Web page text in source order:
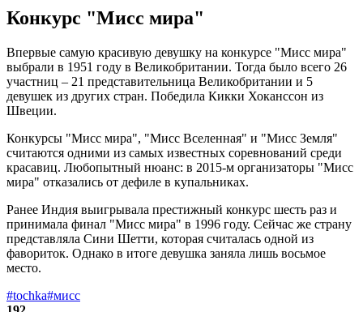
Конкурс "Мисс мира"
Впервые самую красивую девушку на конкурсе "Мисс мира"
выбрали в 1951 году в Великобритании. Тогда было всего 26
участниц – 21 представительница Великобритании и 5
девушек из других стран. Победила Кикки Хоканссон из
Швеции.
Конкурсы "Мисс мира", "Мисс Вселенная" и "Мисс Земля"
считаются одними из самых известных соревнований среди
красавиц. Любопытный нюанс: в 2015-м организаторы "Мисс
мира" отказались от дефиле в купальниках.
Ранее Индия выигрывала престижный конкурс шесть раз и
принимала финал "Мисс мира" в 1996 году. Сейчас же страну
представляла Сини Шетти, которая считалась одной из
фавориток. Однако в итоге девушка заняла лишь восьмое
место.
#tochka#мисс